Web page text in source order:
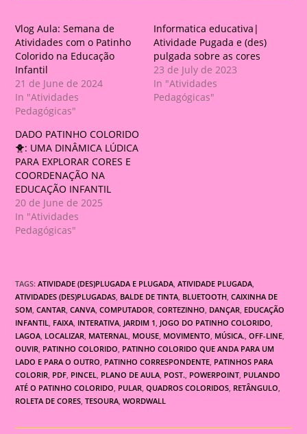
Vlog Aula: Semana de
Atividades com o Patinho
Colorido na Educação
Infantil
21 de June de 2024
In "Atividades
Pedagógicas"
Informatica educativa|
Atividade Pugada e (des)
pulgada sobre as cores
23 de July de 2023
In "Atividades
Pedagógicas"
DADO PATINHO COLORIDO
🐥: UMA DINÂMICA LÚDICA
PARA EXPLORAR CORES E
COORDENAÇÃO NA
EDUCAÇÃO INFANTIL
20 de June de 2025
In "Atividades
Pedagógicas"
TAGS:ATIVIDADE (DES)PLUGADA E PLUGADA, ATIVIDADE PLUGADA,
ATIVIDADES (DES)PLUGADAS, BALDE DE TINTA, BLUETOOTH, CAIXINHA DE
SOM, CANTAR, CANVA, COMPUTADOR, CORTEZINHO, DANÇAR, EDUCAÇÃO
INFANTIL, FAIXA, INTERATIVA, JARDIM 1, JOGO DO PATINHO COLORIDO,
LAGOA, LOCALIZAR, MATERNAL, MOUSE, MOVIMENTO, MÚSICA., OFF-LINE,
OUVIR, PATINHO COLORIDO, PATINHO COLORIDO QUE ANDA PARA UM
LADO E PARA O OUTRO, PATINHO CORRESPONDENTE, PATINHOS PARA
COLORIR, PDF, PINCEL, PLANO DE AULA, POST., POWERPOINT, PULANDO
ATÉ O PATINHO COLORIDO, PULAR, QUADROS COLORIDOS, RETÂNGULO,
ROLETA DE CORES, TESOURA, WORDWALL